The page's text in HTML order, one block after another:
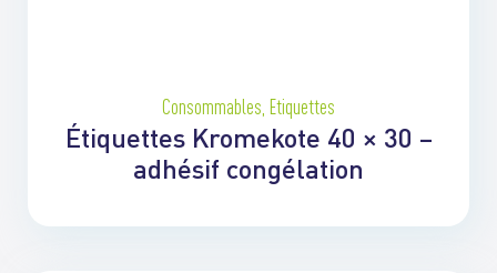
Consommables Etiquettes
Étiquettes Kromekote 40 × 30 –
adhésif congélation